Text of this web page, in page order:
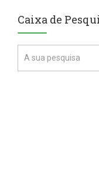
Caixa de